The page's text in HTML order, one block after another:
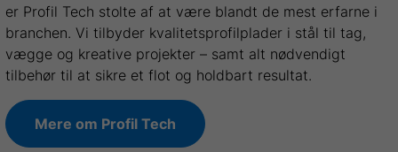
er Profil Tech stolte af at være blandt de mest erfarne i
branchen. Vi tilbyder kvalitetsprofilplader i stål til tag,
vægge og kreative projekter – samt alt nødvendigt
tilbehør til at sikre et flot og holdbart resultat.
Mere om Profil Tech